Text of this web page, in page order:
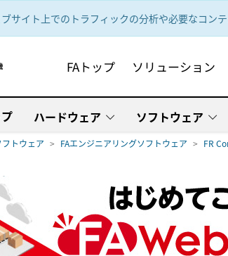
サイト上でのトラフィックの分析や必要なコン
FAトップ ソリューション
ハードウェア ソフトウェア
フトウェア FAエンジニアリングソフトウェア FR